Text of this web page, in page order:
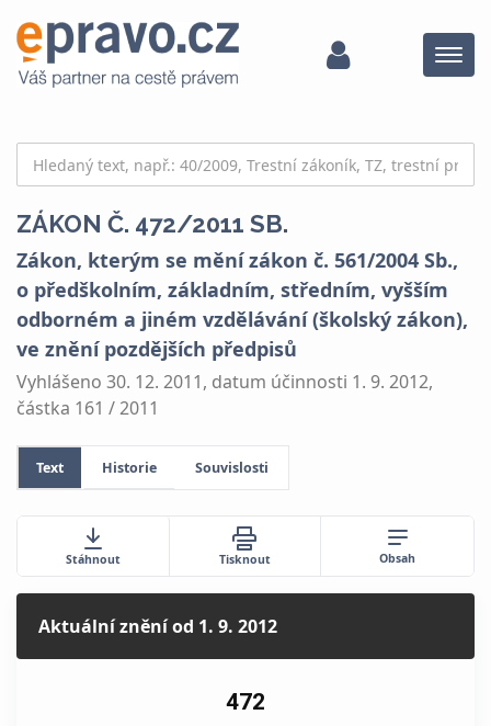
Menu
ZÁKON Č. 472/2011 SB.
Zákon, kterým se mění zákon č. 561/2004 Sb.,
o předškolním, základním, středním, vyšším
odborném a jiném vzdělávání (školský zákon),
ve znění pozdějších předpisů
Vyhlášeno 30. 12. 2011, datum účinnosti 1. 9. 2012,
částka 161 / 2011
Text Historie Souvislosti
Stáhnout Tisknout Obsah
Aktuální zněníod 1. 9. 2012
472